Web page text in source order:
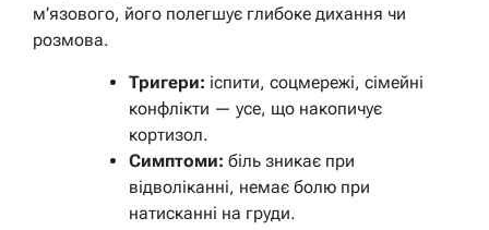
м’язового, його полегшує глибоке дихання чи
розмова.
Тригери: іспити, соцмережі, сімейні
конфлікти — усе, що накопичує
кортизол.
Симптоми: біль зникає при
відволіканні, немає болю при
натисканні на груди.